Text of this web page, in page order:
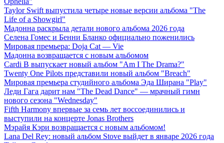
Taylor Swift выпустила четыре новые версии альбома "The
Life of a Showgirl"
Мадонна раскрыла детали нового альбома 2026 года
Селена Гомес и Бенни Бланко официально поженились
Мировая премьера: Doja Cat — Vie
Мадонна возвращается с новым альбомом
Cardi B выпускает новый альбом "Am I The Drama?"
Twenty One Pilots представили новый альбом "Breach"
Мировая премьера студийного альбома Эда Ширана "Play"
Леди Гага дарит нам "The Dead Dance" — мрачный гимн
нового сезона "Wednesday"
Fifth Harmony впервые за семь лет воссоединились и
выступили на концерте Jonas Brothers
Мэрайя Кэри возвращается с новым альбомом!
Lana Del Rey: новый альбом Stove выйдет в январе 2026 года